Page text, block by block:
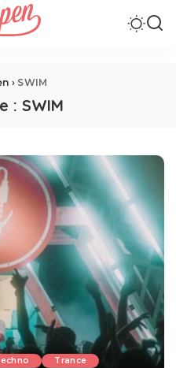
› SWIM
: SWIM
Trance